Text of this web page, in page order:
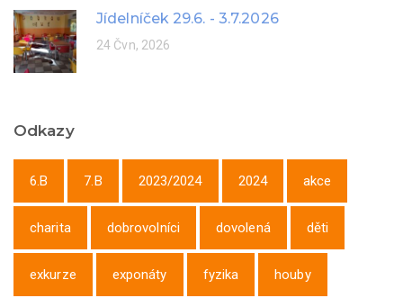
Jídelníček 29.6. - 3.7.2026
24 Čvn, 2026
Odkazy
6.B 7.B 2023/2024 2024 akce
charita dobrovolníci dovolená děti
exkurze exponáty fyzika houby